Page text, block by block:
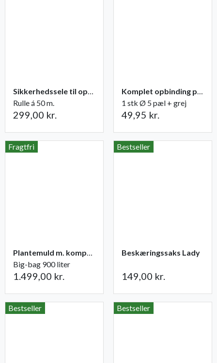
Sikkerhedssele til opbinding
Rulle á 50 m.
299,00 kr.
Komplet opbinding pæl + grej til træer
1 stk Ø 5 pæl + grej
49,95 kr.
Fragtfri
Plantemuld m. kompost fra Champost
Big-bag 900 liter
1.499,00 kr.
Bestseller
Beskæringssaks Lady
149,00 kr.
Bestseller Bestseller